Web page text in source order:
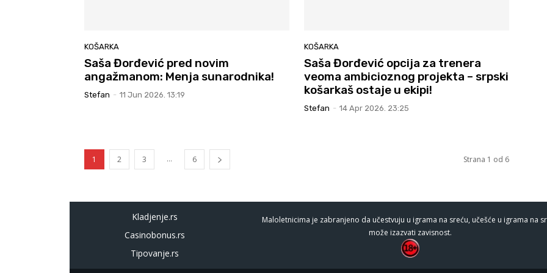
KOŠARKA
Saša Đorđević pred novim
angažmanom: Menja sunarodnika!
Stefan - 11 Jun 2026. 13:19
KOŠARKA
Saša Đorđević opcija za trenera
veoma ambicioznog projekta – srpski
košarkaš ostaje u ekipi!
Stefan - 14 Apr 2026. 23:25
1 2 3 ... 6 Strana 1 od 6
Kladjenje.rs
Casinobonus.rs
Tipovanje.rs
Maloletnicima je zabranjeno da učestvuju u igrama na sreću, učešće u igrama na
može izazvati zavisnost.